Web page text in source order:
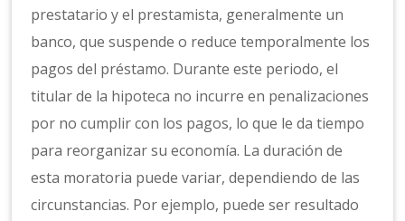
prestatario y el prestamista, generalmente un
banco, que suspende o reduce temporalmente los
pagos del préstamo. Durante este periodo, el
titular de la hipoteca no incurre en penalizaciones
por no cumplir con los pagos, lo que le da tiempo
para reorganizar su economía. La duración de
esta moratoria puede variar, dependiendo de las
circunstancias. Por ejemplo, puede ser resultado